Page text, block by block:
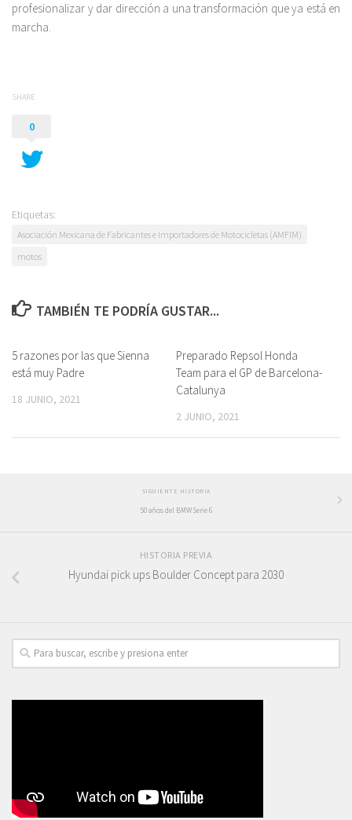
profesionalizar y dar dirección a una transformación que ya está en
marcha.
SHARE
0
Etiquetas:
Asociación Mexicana de Fabricantes e Importadores de Motocicletas (AMFIM)
motos
TAMBIÉN TE PODRÍA GUSTAR...
5 razones por las que Sienna
está muy Padre
18 JUNIO, 2021
Preparado Repsol Honda
Team para el GP de Barcelona-
Catalunya
2 JUNIO, 2021
SIGUIENTE HISTORIA
50 años del BMW Serie 6
HISTORIA PREVIA
Hyundai pick ups Boulder Concept para 2030